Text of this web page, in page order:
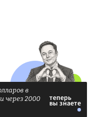
в
через 2000